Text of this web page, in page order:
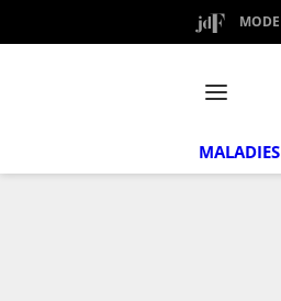
MODE
MALADIES